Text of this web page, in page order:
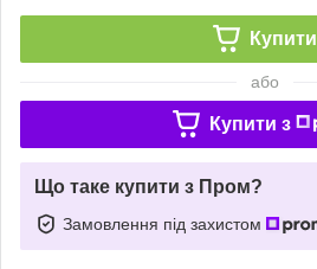
Купити
або
Купити з
Що таке купити з Пром?
Замовлення під захистом